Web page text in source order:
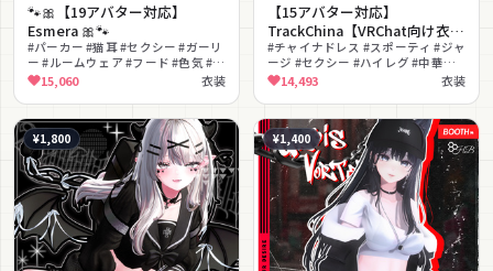
🐾🎀【19アバター対応】
Esmera 🎀🐾
#パーカー #猫耳 #セクシー #ガーリ
ー #ルームウェア #フード #色気 #ス
マホギミック #MA対応 #lilToon対
15,060 衣装
【15アバター対応】
TrackChina【VRChat向け衣装
モデル】
#チャイナドレス #スポーティ #ジャ
ージ #セクシー #ハイレグ #中華風 #
近未来 #ブーツ #MA対応 #lilToon
14,493 衣装
¥1,800 ¥1,400